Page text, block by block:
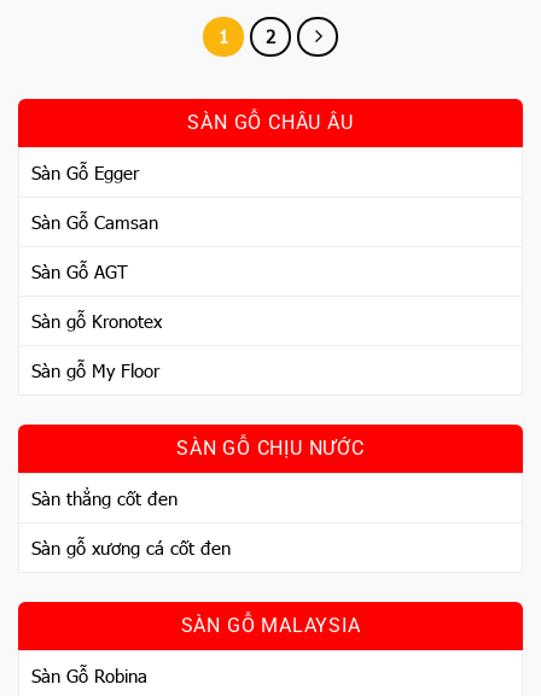
1 2
SÀN GỖ CHÂU ÂU
Sàn Gỗ Egger
Sàn Gỗ Camsan
Sàn Gỗ AGT
Sàn gỗ Kronotex
Sàn gỗ My Floor
SÀN GỖ CHỊU NƯỚC
Sàn thẳng cốt đen
Sàn gỗ xương cá cốt đen
SÀN GỖ MALAYSIA
Sàn Gỗ Robina